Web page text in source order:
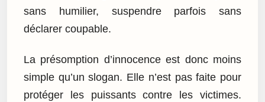
sans humilier, suspendre parfois sans
déclarer coupable.
La présomption d’innocence est donc moins
simple qu’un slogan. Elle n’est pas faite pour
protéger les puissants contre les victimes.